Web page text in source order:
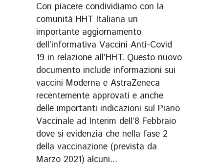
Con piacere condividiamo con la
comunità HHT Italiana un
importante aggiornamento
dell’informativa Vaccini Anti-Covid
19 in relazione all’HHT. Questo nuovo
documento include informazioni sui
vaccini Moderna e AstraZeneca
recentemente approvati e anche
delle importanti indicazioni sul Piano
Vaccinale ad Interim dell’8 Febbraio
dove si evidenzia che nella fase 2
della vaccinazione (prevista da
Marzo 2021) alcuni...